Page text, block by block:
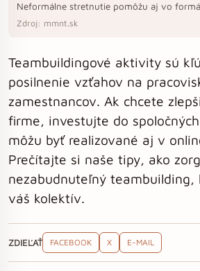
Neformálne stretnutie pomôžu aj vo
Zdroj: mmnt.sk
Teambuildingové aktivity sú
posilnenie vzťahov na
zamestnancov. Ak chcete
firme, investujte do
môžu byť realizované aj v
Prečítajte si naše tipy, ako
nezabudnuteľný
váš kolektív.
ZDIEĽAŤ FACEBOOK X E-MAIL